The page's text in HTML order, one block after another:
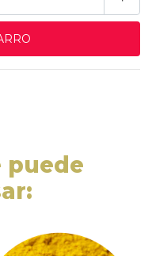
puede